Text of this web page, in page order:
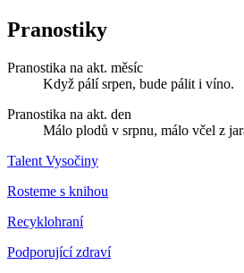
Pranostiky
Pranostika na akt. měsíc
Když pálí srpen, bude pálit i víno.
Pranostika na akt. den
Málo plodů v srpnu, málo včel z
Talent Vysočiny
Rosteme s knihou
Recyklohraní
Podporující zdraví